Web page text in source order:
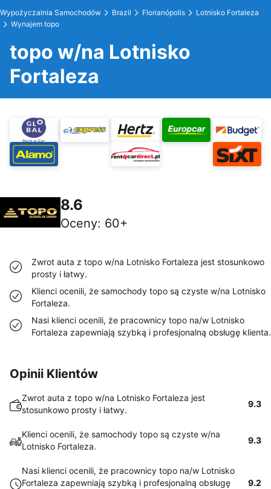
Wypożyczalnia Samochodów Brazil Florianópolis
Lotnisko Fortaleza
Wynajem topo
topo w/na Lotnisko
Fortaleza
8.6
Oceny: 60+
Zwrot auta z topo w/na Lotnisko Fortaleza jest stosunkowo
prosty i łatwy.
Klienci ocenili, że samochody topo są czyste w/na Lotnisko
Fortaleza.
Nasi klienci ocenili, że pracownicy topo na/w Lotnisko
Fortaleza zapewniają szybką i profesjonalną obsługę klienta.
Opinii Klientów
Zwrot auta z topo w/na Lotnisko Fortaleza jest
stosunkowo prosty i łatwy.
9.3
Klienci ocenili, że samochody topo są czyste w/na
Lotnisko Fortaleza.
9.3
Nasi klienci ocenili, że pracownicy topo na/w Lotnisko
Fortaleza zapewniają szybką i profesjonalną obsługę
9.2